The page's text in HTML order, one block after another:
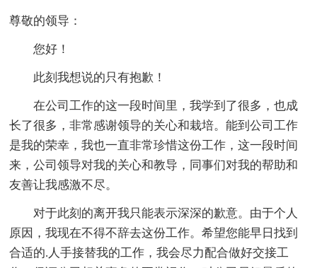
尊敬的领导：
您好！
此刻我想说的只有抱歉！
在公司工作的这一段时间里，我学到了很多，也成
长了很多，非常感谢领导的关心和栽培。能到公司工作
是我的荣幸，我也一直非常珍惜这份工作，这一段时间
来，公司领导对我的关心和教导，同事们对我的帮助和
友善让我感激不尽。
对于此刻的离开我只能表示深深的歉意。由于个人
原因，我现在不得不辞去这份工作。希望您能早日找到
合适的.人手接替我的工作，我会尽力配合做好交接工